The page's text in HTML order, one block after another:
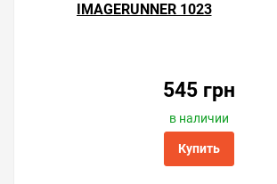
IMAGERUNNER 1023
545 грн
в наличии
Купить